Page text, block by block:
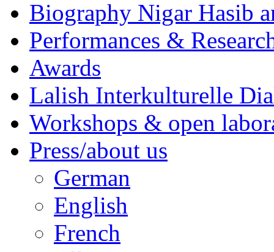
Biography Nigar Hasib
Performances &
Awards
Lalish Interkulturelle
Workshops & open
Press/about us
German
English
French